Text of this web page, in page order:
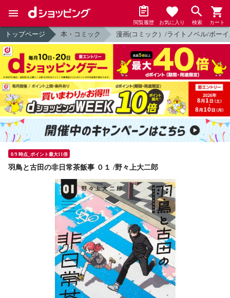
閲覧履歴 お気に入り 検索 カート
トップページ 本・コミック 漫画(コミック）/ライトノベル/ボー
8/9 時点_ポイント最大11倍
羽鳥と古田の非日常茶飯事 ０１ /野々上大二郎